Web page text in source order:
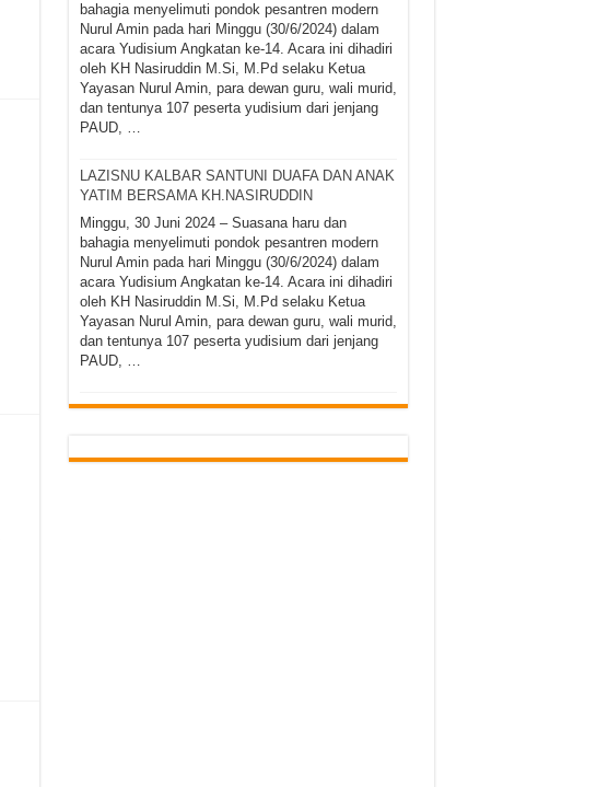
bahagia menyelimuti pondok pesantren modern
Nurul Amin pada hari Minggu (30/6/2024) dalam
acara Yudisium Angkatan ke-14. Acara ini dihadiri
oleh KH Nasiruddin M.Si, M.Pd selaku Ketua
Yayasan Nurul Amin, para dewan guru, wali murid,
dan tentunya 107 peserta yudisium dari jenjang
PAUD, …
LAZISNU KALBAR SANTUNI DUAFA DAN ANAK
YATIM BERSAMA KH.NASIRUDDIN
Minggu, 30 Juni 2024 – Suasana haru dan
bahagia menyelimuti pondok pesantren modern
Nurul Amin pada hari Minggu (30/6/2024) dalam
acara Yudisium Angkatan ke-14. Acara ini dihadiri
oleh KH Nasiruddin M.Si, M.Pd selaku Ketua
Yayasan Nurul Amin, para dewan guru, wali murid,
dan tentunya 107 peserta yudisium dari jenjang
PAUD, …